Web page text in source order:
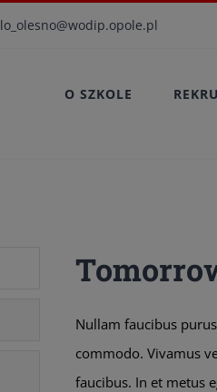
lo_olesno@wodip.opole.pl
O SZKOLE
Nullam faucibus
commodo. Vivamus
faucibus. In et metus